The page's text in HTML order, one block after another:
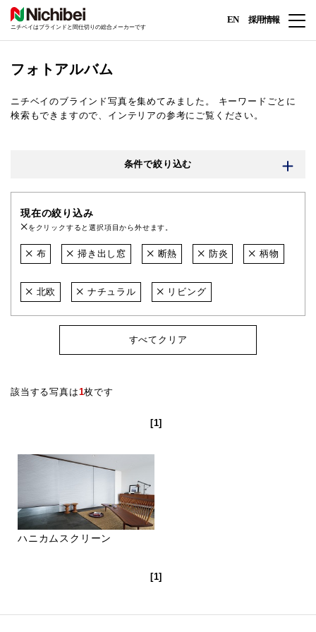
ニチベイはブラインドと間仕切りの総合メーカーです
EN 採用情報
フォトアルバム
ニチベイのブラインド写真を集めてみました。
キーワードごとに
検索もできますので、インテリアの参考にご覧ください。
条件で絞り込む
現在の絞り込み
をクリックすると選択項目から外せます。
布 掃き出し窓 断熱 防炎 柄物
北欧 ナチュラル リビング
すべてクリア
該当する写真は1枚です
[1]
ハニカムスクリーン
[1]